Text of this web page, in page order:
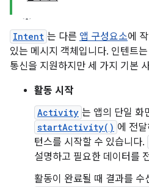
Intent 는 다른 앱 구성요소에
있는 메시지 객체입니다. 인텐트
통신을 지원하지만 세 가지 기본
활동 시작
Activity 는 앱의 단일 화
startActivity() 에 전달
턴스를 시작할 수 있습니다.
설명하고 필요한 데이터를
활동이 완료될 때 결과를 수